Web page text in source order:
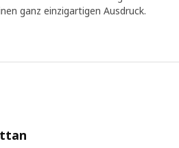
wir es geschafft, dass wir
Kundinnen und Kunden auch
ist viel einfacher als
ganz einzigartigen Ausdruck.